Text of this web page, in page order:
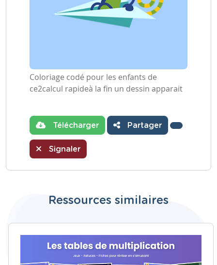
Coloriage codé pour les enfants de
ce2calcul rapideà la fin un dessin apparait
Télécharger Partager
Signaler
Ressources similaires